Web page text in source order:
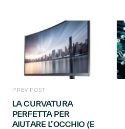
PREV POST
LA CURVATURA
PERFETTA PER
AIUTARE L’OCCHIO (E